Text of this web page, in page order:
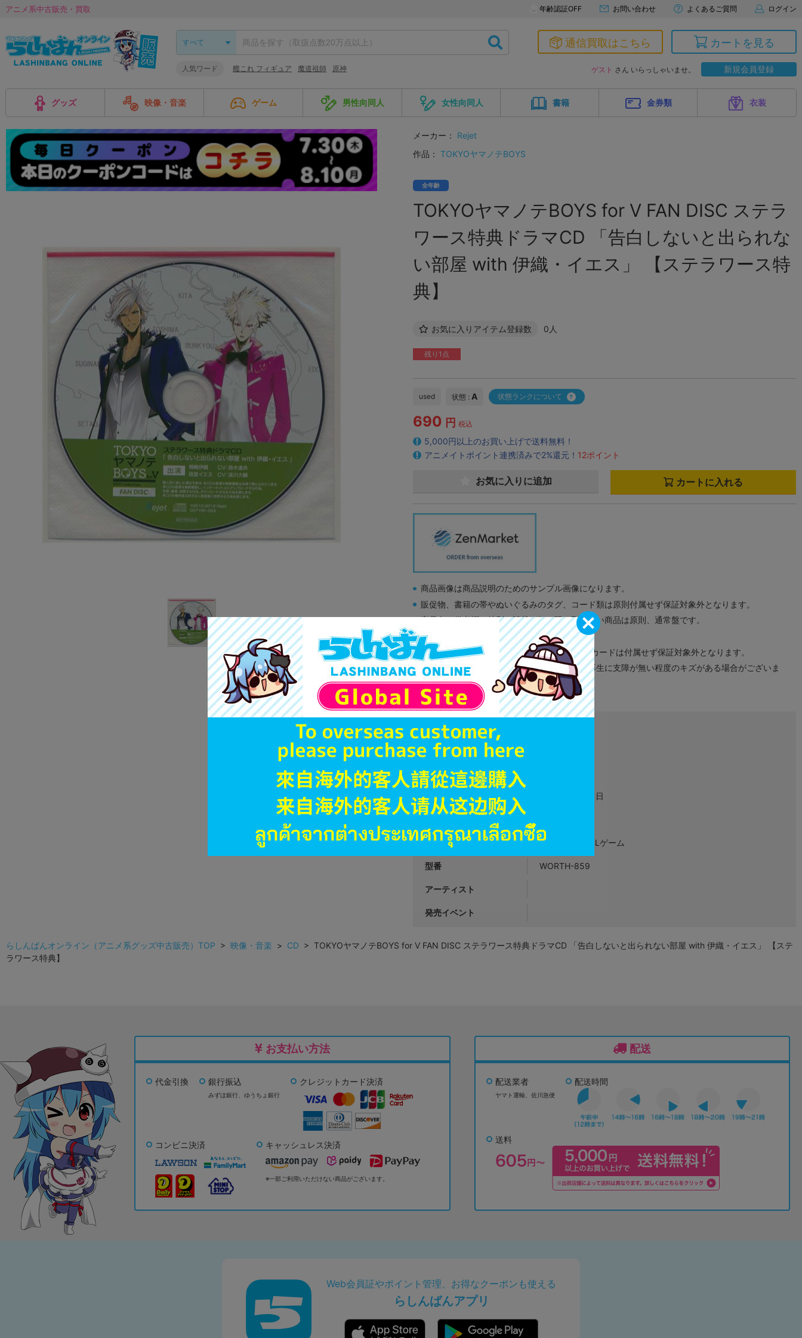
アニメ系中古販売・買取 年齢認証OFF お問い合わせ よくあるご質問 ログイン
人気ワード 艦これ フィギュア 魔道祖師 原神
通信買取はこちら カートを見る
ゲスト さん いらっしゃいませ。 新規会員登録
グッズ 映像・音楽 ゲーム 男性向同人 女性向同人 書籍 金券類 衣装
メーカー：
Rejet
作品： TOKYOヤマノテBOYS
全年齢
TOKYOヤマノテBOYS for V FAN DISC ステラ
ワース特典ドラマCD 「告白しないと出られな
い部屋 with 伊織・イエス」 【ステラワース特
典】
お気に入りアイテム登録数 0人
残り1点
used 状態 : A 状態ランクについて
690 円 税込
5,000円以上のお買い上げで送料無料！
アニメイトポイント連携済みで2%還元！ 12ポイント
カートに入れる
お気に入りに追加
商品画像は商品説明のためのサンプル画像になります。
販促物、書籍の帯やぬいぐるみのタグ、コード類は原則付属せず保証対象外となります。
商品名や備考欄に特別な記載が無い限り取り扱い商品は原則、通常盤です。
「電池」は原則として保証対象外となります。
ゲーム機本体には、SDカードなどのメモリーカードは付属せず保証対象外となります。
ディスク類の読み取り面のキズに関しまして再生に支障が無い程度のキズがある場合がございま
す。
※詳細につきましてはコチラ
JANコード
商品番号
商品カテゴリ
発売日 2017年08月31日
枚数
属性 乙女ゲーム・BLゲーム
型番 WORTH-859
アーティスト
発売イベント
らしんばんオンライン（アニメ系グッズ中古販売）TOP > 映像・音楽 > CD > TOKYOヤマノテBOYS for V FAN DISC ステラワース特典ドラマCD 「告白しないと出られない部屋 with 伊織・イエス」 【ステ
ラワース特典】
お支払い方法
代金引換 銀行振込
みずほ銀行、 ゆうちょ銀行
クレジットカード決済
コンビニ決済 キャッシュレス決済
※一部ご利用いただけない商品がございます。
配送
配送業者
ヤマト運輸、佐川急便
配送時間
送料
Web会員証やポイント管理、お得なクーポンも使える
らしんばんアプリ